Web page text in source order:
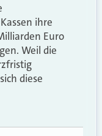
ihre
Euro
Weil die
diese